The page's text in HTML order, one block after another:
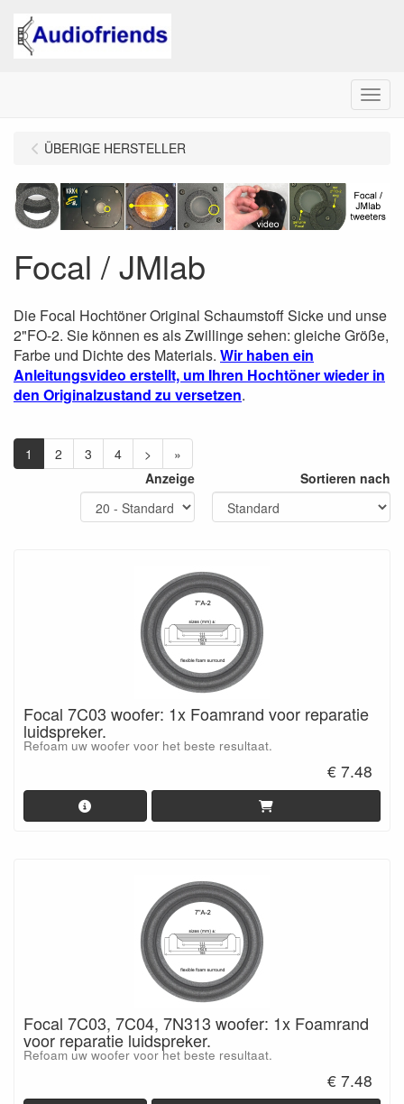
Menu
ÜBERIGE HERSTELLER
Focal / JMlab
Die Focal Hochtöner Original Schaumstoff Sicke und unse
2"FO-2. Sie können es als Zwillinge sehen: gleiche Größe,
Farbe und Dichte des Materials. Wir haben ein
Anleitungsvideo erstellt, um Ihren Hochtöner wieder in
den Originalzustand zu versetzen.
1 2 3 4 >
»
Anzeige
Sortieren nach
Focal 7C03 woofer: 1x Foamrand voor reparatie
luidspreker.
Refoam uw woofer voor het beste resultaat.
€ 7.48
Focal 7C03, 7C04, 7N313 woofer: 1x Foamrand
voor reparatie luidspreker.
Refoam uw woofer voor het beste resultaat.
€ 7.48